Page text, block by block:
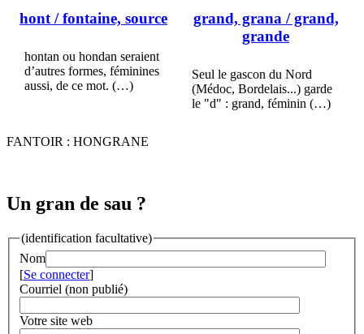
hont / fontaine, source
hontan ou hondan seraient
d’autres formes, féminines
aussi, de ce mot. (…)
grand, grana / grand,
grande
Seul le gascon du Nord
(Médoc, Bordelais...) garde
le "d" : grand, féminin (…)
FANTOIR : HONGRANE
Un gran de sau ?
(identification facultative)
Nom
[Se connecter]
Courriel (non publié)
Votre site web